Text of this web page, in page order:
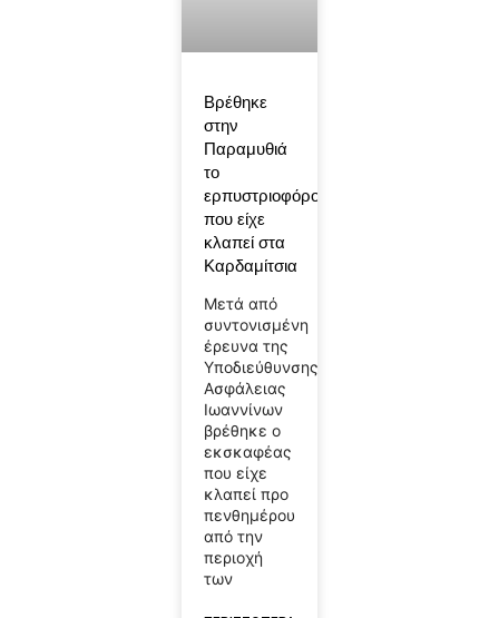
Βρέθηκε
στην
Παραμυθιά
το
ερπυστριοφόρο
που είχε
κλαπεί στα
Καρδαμίτσια
Μετά από
συντονισμένη
έρευνα της
Υποδιεύθυνσης
Ασφάλειας
Ιωαννίνων
βρέθηκε ο
εκσκαφέας
που είχε
κλαπεί προ
πενθημέρου
από την
περιοχή
των